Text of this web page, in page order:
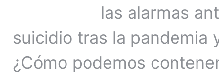
las alarmas
suicidio tras la pandemia
¿Cómo podemos